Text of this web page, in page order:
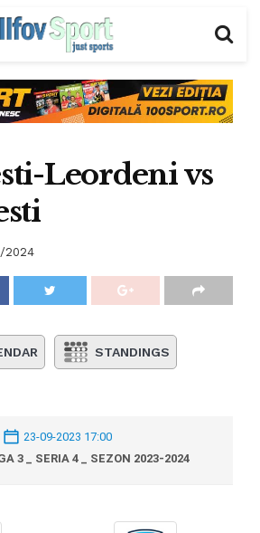
Leordeni vs
2024
STANDINGS
23-09-2023 17:00
3 _ SERIA 4 _ SEZON 2023-2024